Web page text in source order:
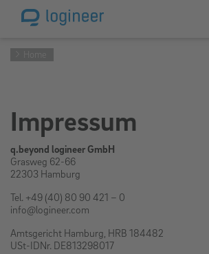
Impressum
q.beyond logineer GmbH
Grasweg 62-66
22303 Hamburg
Tel. +49 (40) 80 90 421 – 0
info@logineer.com
Amtsgericht Hamburg, HRB 184482
USt-IDNr. DE813298017